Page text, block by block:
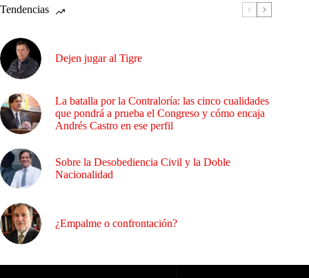
Tendencias
Dejen jugar al Tigre
La batalla por la Contraloría: las cinco cualidades
que pondrá a prueba el Congreso y cómo encaja
Andrés Castro en ese perfil
Sobre la Desobediencia Civil y la Doble
Nacionalidad
¿Empalme o confrontación?